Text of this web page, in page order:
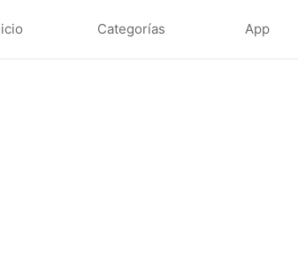
Categorías App